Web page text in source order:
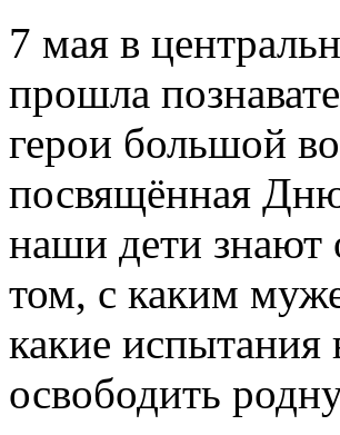
7 мая в
прошла
герои большой
посвящённая
наши дети знают
том, с каким
какие
освободить